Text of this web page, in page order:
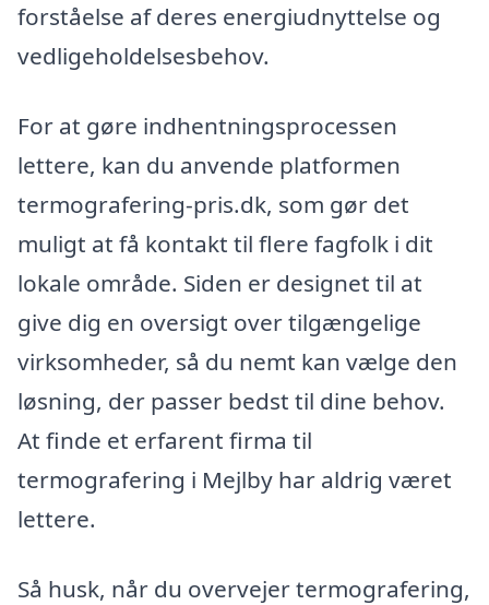
forståelse af deres energiudnyttelse og
vedligeholdelsesbehov.
For at gøre indhentningsprocessen
lettere, kan du anvende platformen
termografering-pris.dk, som gør det
muligt at få kontakt til flere fagfolk i dit
lokale område. Siden er designet til at
give dig en oversigt over tilgængelige
virksomheder, så du nemt kan vælge den
løsning, der passer bedst til dine behov.
At finde et erfarent firma til
termografering i Mejlby har aldrig været
lettere.
Så husk, når du overvejer termografering,